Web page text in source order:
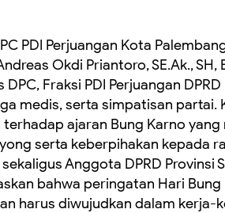
PDI Perjuangan Kota
Okdi Priantoro, SE.Ak., SH,
Fraksi PDI Perjuangan
medis, serta simpatisan partai.
ajaran Bung Karno yang
serta keberpihakan kepada
Anggota DPRD Provinsi
bahwa peringatan Hari
harus diwujudkan dalam kerja-